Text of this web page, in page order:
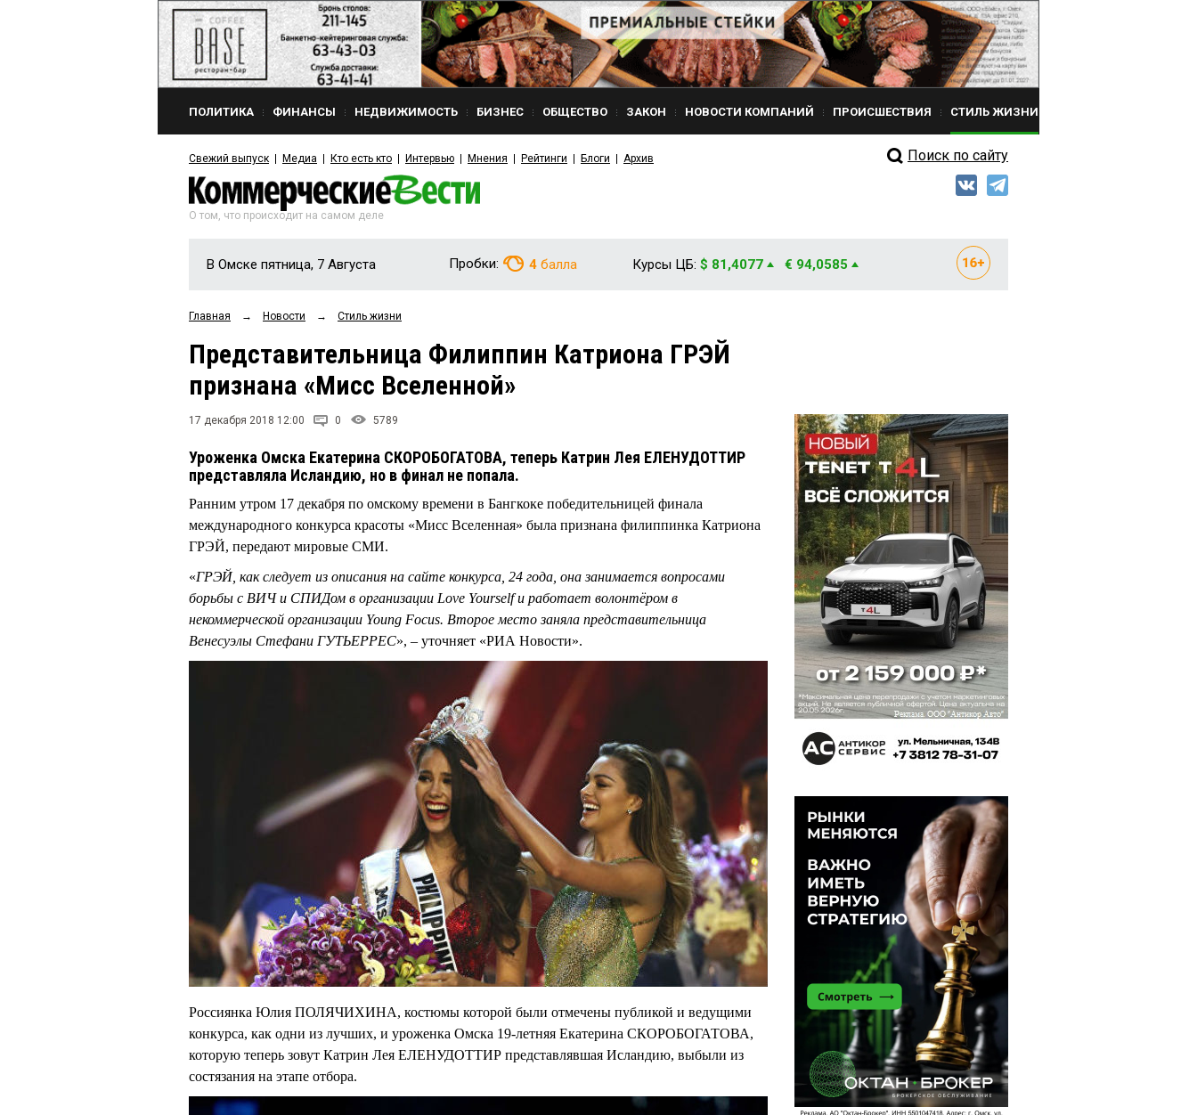
ПОЛИТИКА ФИНАНСЫ НЕДВИЖИМОСТЬ БИЗНЕС ОБЩЕСТВО ЗАКОН НОВОСТИ КОМПАНИЙ ПРОИСШЕСТВИЯ СТИЛЬ ЖИЗНИ
Свежий выпуск Медиа Кто есть кто Интервью Мнения Рейтинги Блоги Архив Поиск по сайту
О том, что происходит на самом деле
В Омске пятница, 7 Августа Пробки: 4 балла Курсы ЦБ: $ 81,4077 € 94,0585
Главная → Новости → Стиль жизни
Представительница Филиппин Катриона ГРЭЙ
признана «Мисс Вселенной»
17 декабря 2018 12:00 0 5789
Уроженка Омска Екатерина СКОРОБОГАТОВА, теперь Катрин Лея ЕЛЕНУДОТТИР
представляла Исландию, но в финал не попала.
Ранним утром 17 декабря по омскому времени в Бангкоке победительницей финала
международного конкурса красоты «Мисс Вселенная» была признана филиппинка Катриона
ГРЭЙ, передают мировые СМИ.
«ГРЭЙ, как следует из описания на сайте конкурса, 24 года, она занимается вопросами
борьбы с ВИЧ и СПИДом в организации Love Yourself и работает волонтёром в
некоммерческой организации Young Focus. Второе место заняла представительница
Венесуэлы Стефани ГУТЬЕРРЕС», – уточняет «РИА Новости».
Россиянка Юлия ПОЛЯЧИХИНА, костюмы которой были отмечены публикой и ведущими
конкурса, как одни из лучших, и уроженка Омска 19-летняя Екатерина СКОРОБОГАТОВА,
которую теперь зовут Катрин Лея ЕЛЕНУДОТТИР представлявшая Исландию, выбыли из
состязания на этапе отбора.